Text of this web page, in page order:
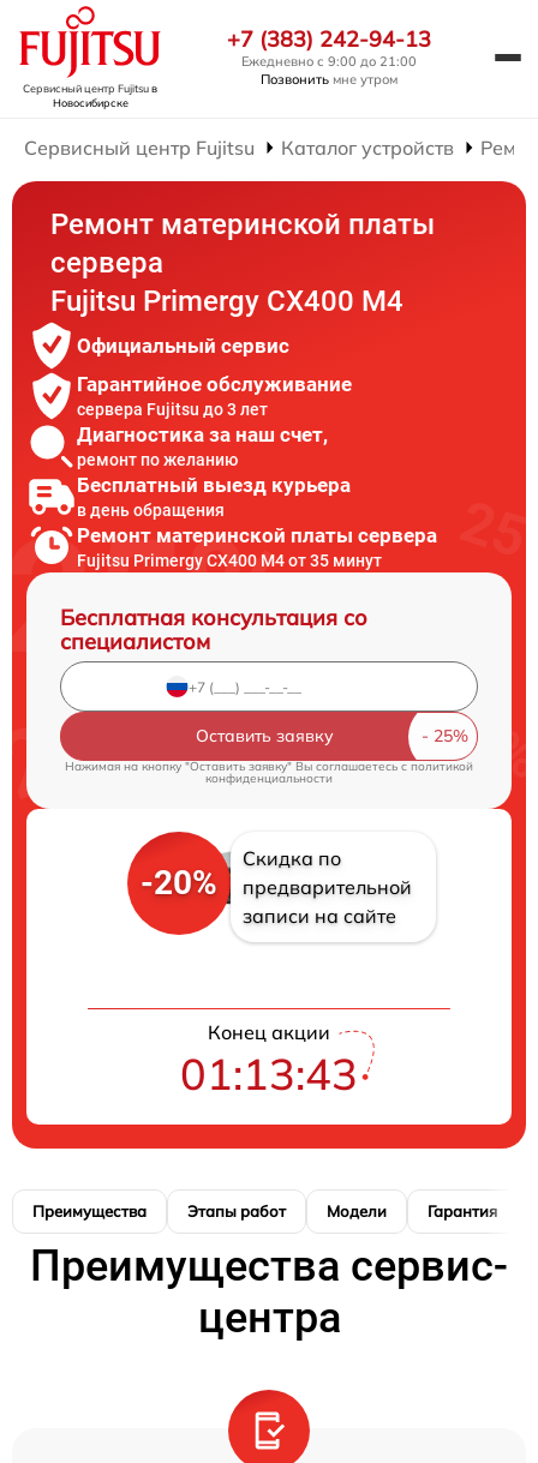
Сервисный центр Fujitsuв
Новосибирске
+7 (383) 242-94-13
Ежедневно с 9:00 до 21:00
Позвонить мне утром
Сервисный центр Fujitsu Каталог устройств
Ремонт материнской платы
сервера
Fujitsu Primergy CX400 M4
Официальный сервис
Гарантийное обслуживание
сервера Fujitsu до 3 лет
Диагностика за наш счет,
ремонт по желанию
Бесплатный выезд курьера
в день обращения
Ремонт материнской платы сервера
Fujitsu Primergy CX400 M4 от 35 минут
Бесплатная консультация со
специалистом
Оставить заявку
Нажимая на кнопку "Оставить заявку" Вы соглашаетесь cполитикой
конфиденциальности
-20%
Скидка по
предварительной
записи на сайте
Конец акции
01:13:42
Преимущества Этапы работ Модели Гарантия
Преимущества сервис-
центра